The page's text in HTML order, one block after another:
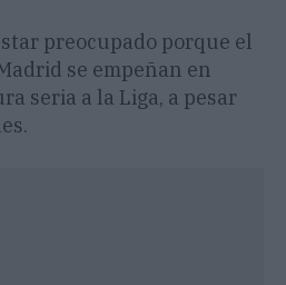
preocupado porque el
se empeñan en
seria a la Liga, a pesar